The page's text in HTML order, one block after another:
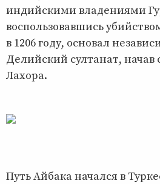
индийскими владениями
воспользовавшись
в 1206 году, основал
Делийский султанат, начав
Лахора.
Путь Айбака начался в